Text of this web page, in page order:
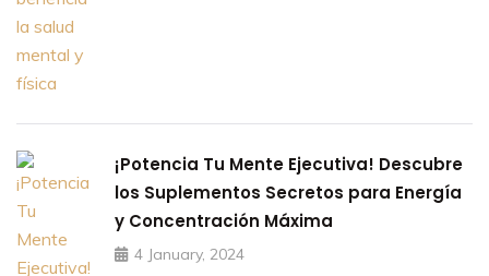
¡Potencia Tu Mente Ejecutiva! Descubre
los Suplementos Secretos para Energía
y Concentración Máxima
4 January, 2024